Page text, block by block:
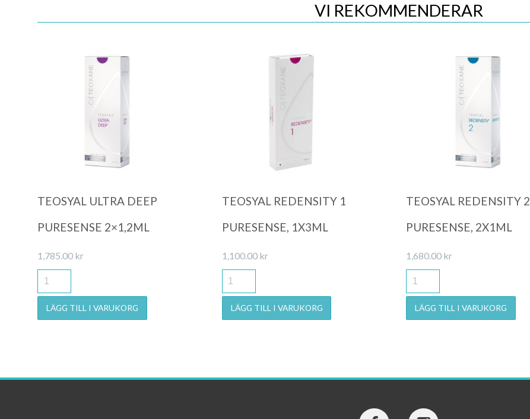
VI REKOMMENDERAR
Quick View
TEOSYAL ULTRA DEEP
PURESENSE 2×1,2ML
1,785.00 kr
LÄGG TILL I VARUKORG
Quick View
TEOSYAL REDENSITY 1
PURESENSE, 1X3ML
1,100.00 kr
LÄGG TILL I VARUKORG
Quick View
TEOSYAL REDENSITY 2
PURESENSE, 2X1ML
1,680.00 kr
LÄGG TILL I VARUKORG